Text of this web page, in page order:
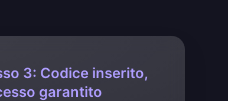
3: Codice inserito,
garantito